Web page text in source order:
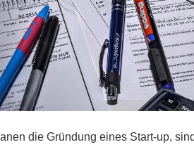
die Gründung eines Start-up,